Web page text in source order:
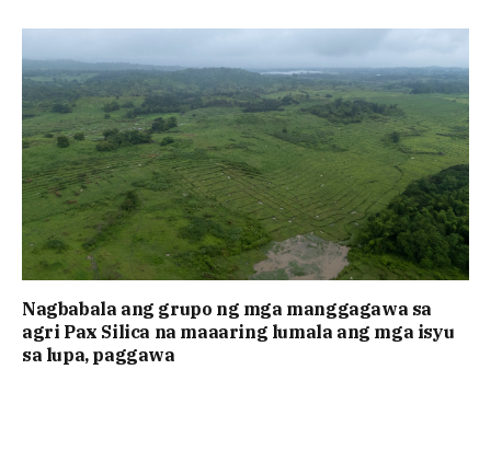
Nagbabala ang grupo ng mga manggagawa sa
agri Pax Silica na maaaring lumala ang mga isyu
sa lupa, paggawa